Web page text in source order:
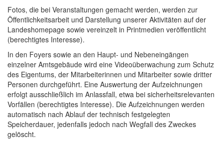
Fotos, die bei Veranstaltungen gemacht werden, werden zur
Öffentlichkeitsarbeit und Darstellung unserer Aktivitäten auf der
Landeshomepage sowie vereinzelt in Printmedien veröffentlicht
(berechtigtes Interesse).
In den Foyers sowie an den Haupt- und Nebeneingängen
einzelner Amtsgebäude wird eine Videoüberwachung zum Schutz
des Eigentums, der Mitarbeiterinnen und Mitarbeiter sowie dritter
Personen durchgeführt. Eine Auswertung der Aufzeichnungen
erfolgt ausschließlich im Anlassfall, etwa bei sicherheitsrelevanten
Vorfällen (berechtigtes Interesse). Die Aufzeichnungen werden
automatisch nach Ablauf der technisch festgelegten
Speicherdauer, jedenfalls jedoch nach Wegfall des Zweckes
gelöscht.